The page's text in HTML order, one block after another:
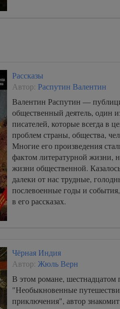
Рассказы
Автор: Распутин Валентин
Валентин Распутин —
общественный деятель, один
писателей, которые всегда в
проблем страны, общества,
Многие его произведения
фактом литературной жизни,
жизни общественной.
далеки от нас трудные,
послевоенные годы и
в его рассказах.
Чёрная Индия
Автор: Жюль Верн
В этом романе, шестнадцатом
"Необыкновенные
приключения", автор